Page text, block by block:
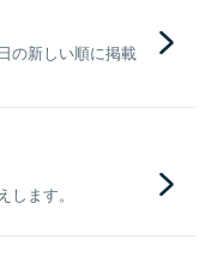
の新しい順に掲載
ます。